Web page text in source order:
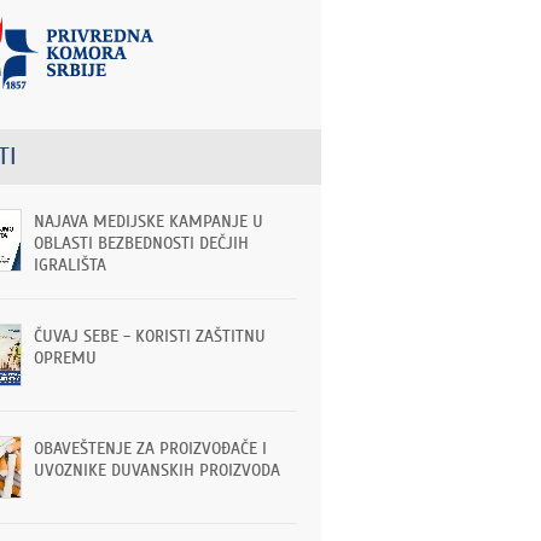
NAJAVA MEDIJSKE KAMPANJE U
OBLASTI BEZBEDNOSTI DEČJIH
IGRALIŠTA
ČUVAJ SEBE - KORISTI ZAŠTITNU
OPREMU
OBAVEŠTENJE ZA PROIZVOĐAČE I
UVOZNIKE DUVANSKIH PROIZVODA